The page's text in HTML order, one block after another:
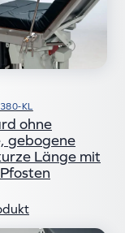
KL
ohne
gebogene
Länge mit